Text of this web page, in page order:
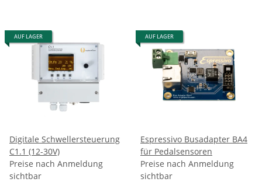
AUF LAGER
Digitale Schwellersteuerung
C1.1 (12-30V)
Preise nach Anmeldung
sichtbar
AUF LAGER
Espressivo Busadapter BA4
für Pedalsensoren
Preise nach Anmeldung
sichtbar